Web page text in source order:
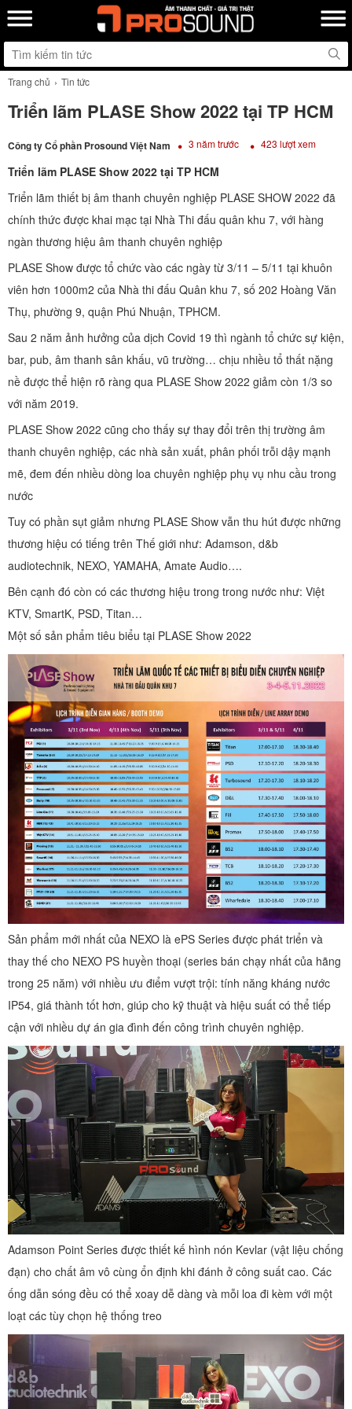
Trang chủ Tin tức
Triển lãm PLASE Show 2022 tại TP HCM
Công ty Cổ phần Prosound Việt Nam 3 năm trước 423 lượt xem
Triển lãm PLASE Show 2022 tại TP HCM
Triển lãm thiết bị âm thanh chuyên nghiệp PLASE SHOW 2022 đã
chính thức được khai mạc tại Nhà Thi đấu quân khu 7, với hàng
ngàn thương hiệu âm thanh chuyên nghiệp
PLASE Show được tổ chức vào các ngày từ 3/11 – 5/11 tại khuôn
viên hơn 1000m2 của Nhà thi đấu Quân khu 7, số 202 Hoàng Văn
Thụ, phường 9, quận Phú Nhuận, TPHCM.
Sau 2 năm ảnh hưởng của dịch Covid 19 thì ngành tổ chức sự kiện,
bar, pub, âm thanh sân khấu, vũ trường… chịu nhiều tổ thất nặng
nề được thể hiện rõ ràng qua PLASE Show 2022 giảm còn 1/3 so
với năm 2019.
PLASE Show 2022 cũng cho thấy sự thay đổi trên thị trường âm
thanh chuyên nghiệp, các nhà sản xuất, phân phối trỗi dậy mạnh
mẽ, đem đến nhiều dòng loa chuyên nghiệp phụ vụ nhu cầu trong
nước
Tuy có phần sụt giảm nhưng PLASE Show vẫn thu hút được những
thương hiệu có tiếng trên Thế giới như: Adamson, d&b
audiotechnik, NEXO, YAMAHA, Amate Audio….
Bên cạnh đó còn có các thương hiệu trong trong nước như: Việt
KTV, SmartK, PSD, Titan…
Một số sản phẩm tiêu biểu tại PLASE Show 2022
Sản phẩm mới nhất của NEXO là ePS Series được phát triển và
thay thế cho NEXO PS huyền thoại (series bán chạy nhất của hãng
trong 25 năm) với nhiều ưu điểm vượt trội: tính năng kháng nước
IP54, giá thành tốt hơn, giúp cho kỹ thuật và hiệu suất có thể tiếp
cận với nhiều dự án gia đình đến công trình chuyên nghiệp.
Adamson Point Series được thiết kế hình nón Kevlar (vật liệu chống
đạn) cho chất âm vô cùng ổn định khi đánh ở công suất cao. Các
ống dẫn sóng đều có thể xoay dễ dàng và mỗi loa đi kèm với một
loạt các tùy chọn hệ thống treo